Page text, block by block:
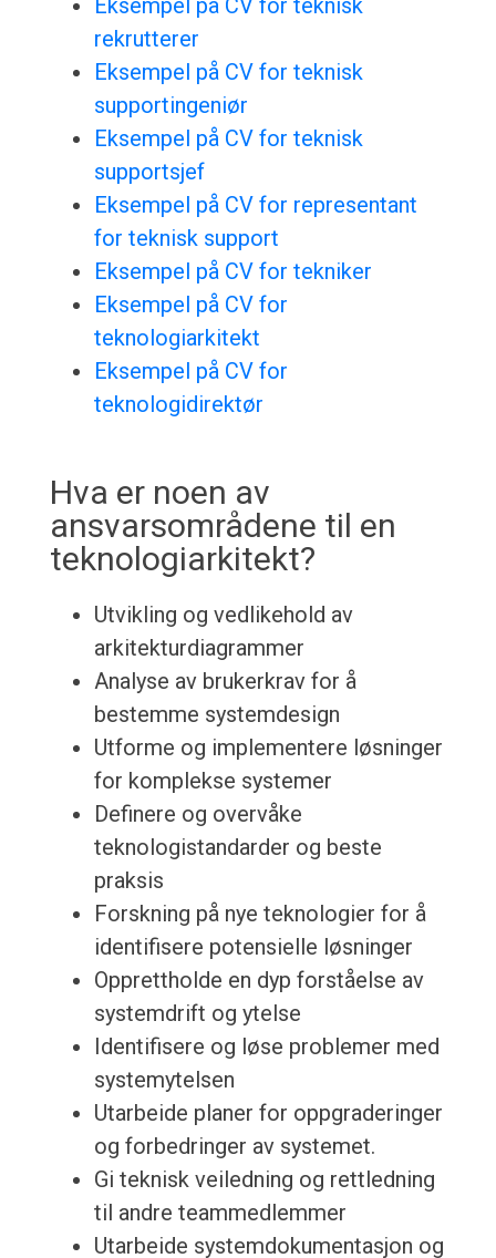
Eksempel på CV for teknisk
rekrutterer
Eksempel på CV for teknisk
supportingeniør
Eksempel på CV for teknisk
supportsjef
Eksempel på CV for representant
for teknisk support
Eksempel på CV for tekniker
Eksempel på CV for
teknologiarkitekt
Eksempel på CV for
teknologidirektør
Hva er noen av
ansvarsområdene til en
teknologiarkitekt?
Utvikling og vedlikehold av
arkitekturdiagrammer
Analyse av brukerkrav for å
bestemme systemdesign
Utforme og implementere løsninger
for komplekse systemer
Definere og overvåke
teknologistandarder og beste
praksis
Forskning på nye teknologier for å
identifisere potensielle løsninger
Opprettholde en dyp forståelse av
systemdrift og ytelse
Identifisere og løse problemer med
systemytelsen
Utarbeide planer for oppgraderinger
og forbedringer av systemet.
Gi teknisk veiledning og rettledning
til andre teammedlemmer
Utarbeide systemdokumentasjon og